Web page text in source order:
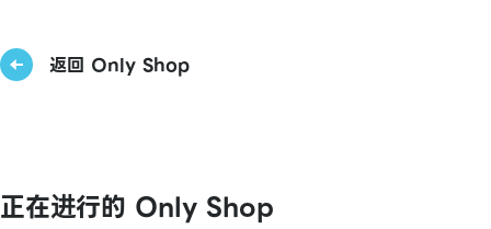
返回 Only Shop
正在进行的 Only Shop